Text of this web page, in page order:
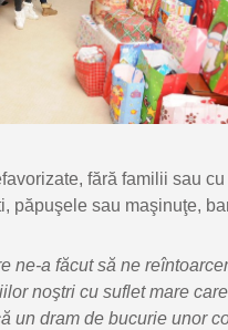
fără familii sau
păpuşele sau maşinuţe,
ne-a făcut să ne
noştri cu suflet mare
un dram de bucurie unor